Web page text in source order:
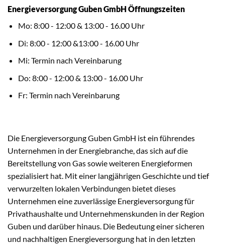
Energieversorgung Guben GmbH Öffnungszeiten
Mo: 8:00 - 12:00 & 13:00 - 16.00 Uhr
Di: 8:00 - 12:00 &13:00 - 16.00 Uhr
Mi: Termin nach Vereinbarung
Do: 8:00 - 12:00 & 13:00 - 16.00 Uhr
Fr: Termin nach Vereinbarung
Die Energieversorgung Guben GmbH ist ein führendes
Unternehmen in der Energiebranche, das sich auf die
Bereitstellung von Gas sowie weiteren Energieformen
spezialisiert hat. Mit einer langjährigen Geschichte und tief
verwurzelten lokalen Verbindungen bietet dieses
Unternehmen eine zuverlässige Energieversorgung für
Privathaushalte und Unternehmenskunden in der Region
Guben und darüber hinaus. Die Bedeutung einer sicheren
und nachhaltigen Energieversorgung hat in den letzten